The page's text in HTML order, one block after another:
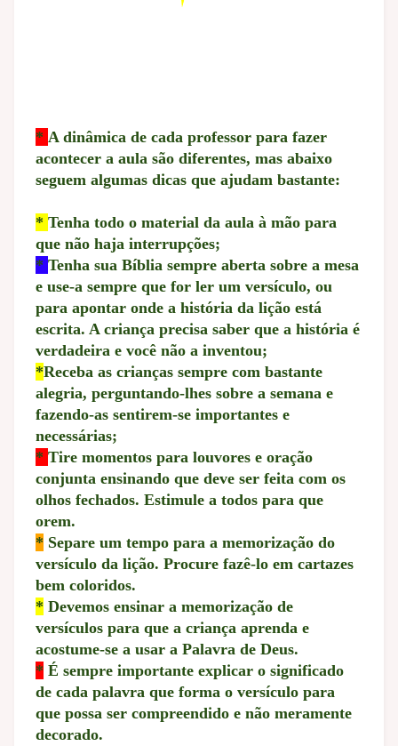
* A dinâmica de cada professor para fazer
acontecer a aula são diferentes, mas abaixo
seguem algumas dicas que ajudam bastante:
* Tenha todo o material da aula à mão para
que não haja interrupções;
* Tenha sua Bíblia sempre aberta sobre a mesa
e use-a sempre que for ler um versículo, ou
para apontar onde a história da lição está
escrita. A criança precisa saber que a história é
verdadeira e você não a inventou;
*Receba as crianças sempre com bastante
alegria, perguntando-lhes sobre a semana e
fazendo-as sentirem-se importantes e
necessárias;
* Tire momentos para louvores e oração
conjunta ensinando que deve ser feita com os
olhos fechados. Estimule a todos para que
orem.
* Separe um tempo para a memorização do
versículo da lição. Procure fazê-lo em cartazes
bem coloridos.
* Devemos ensinar a memorização de
versículos para que a criança aprenda e
acostume-se a usar a Palavra de Deus.
* É sempre importante explicar o significado
de cada palavra que forma o versículo para
que possa ser compreendido e não meramente
decorado.